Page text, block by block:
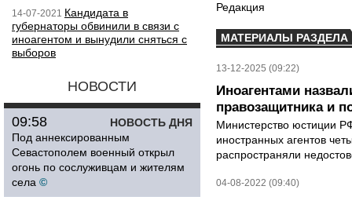
14-07-2021 Кандидата в
губернаторы обвинили в связи с
иноагентом и вынудили сняться с
выборов
НОВОСТИ
НОВОСТЬ ДНЯ
09:58
Под аннексированным
Севастополем военный открыл
огонь по сослуживцам и жителям
села ©
Редакция
МАТЕРИАЛЫ РАЗДЕЛА
13-12-2025 (09:22)
Иноагентами
правозащитника и
Министерство юстиции
иностранных агентов
распространяли
04-08-2022 (09:40)